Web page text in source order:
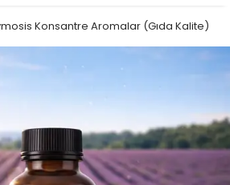
Konsantre Aromalar (Gıda Kalite)